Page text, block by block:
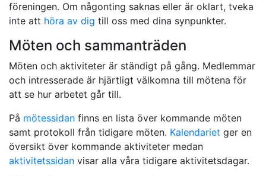
föreningen. Om någonting saknas eller är oklart, tveka
inte att höra av dig till oss med dina synpunkter.
Möten och sammanträden
Möten och aktiviteter är ständigt på gång. Medlemmar
och intresserade är hjärtligt välkomna till mötena för
att se hur arbetet går till.
På mötessidan finns en lista över kommande möten
samt protokoll från tidigare möten. Kalendariet ger en
översikt över kommande aktiviteter medan
aktivitetssidan visar alla våra tidigare aktivitetsdagar.